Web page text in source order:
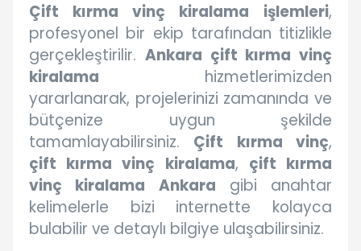
Çift kırma vinç kiralama
işlemleri,
profesyonel bir ekip tarafından titizlikle
gerçekleştirilir. Ankara çift kırma vinç
kiralama hizmetlerimizden
yararlanarak, projelerinizi zamanında ve
bütçenize uygun şekilde
tamamlayabilirsiniz. Çift kırma vinç,
çift kırma vinç kiralama, çift kırma
vinç kiralama Ankara gibi anahtar
kelimelerle bizi internette kolayca
bulabilir ve detaylı bilgiye ulaşabilirsiniz.